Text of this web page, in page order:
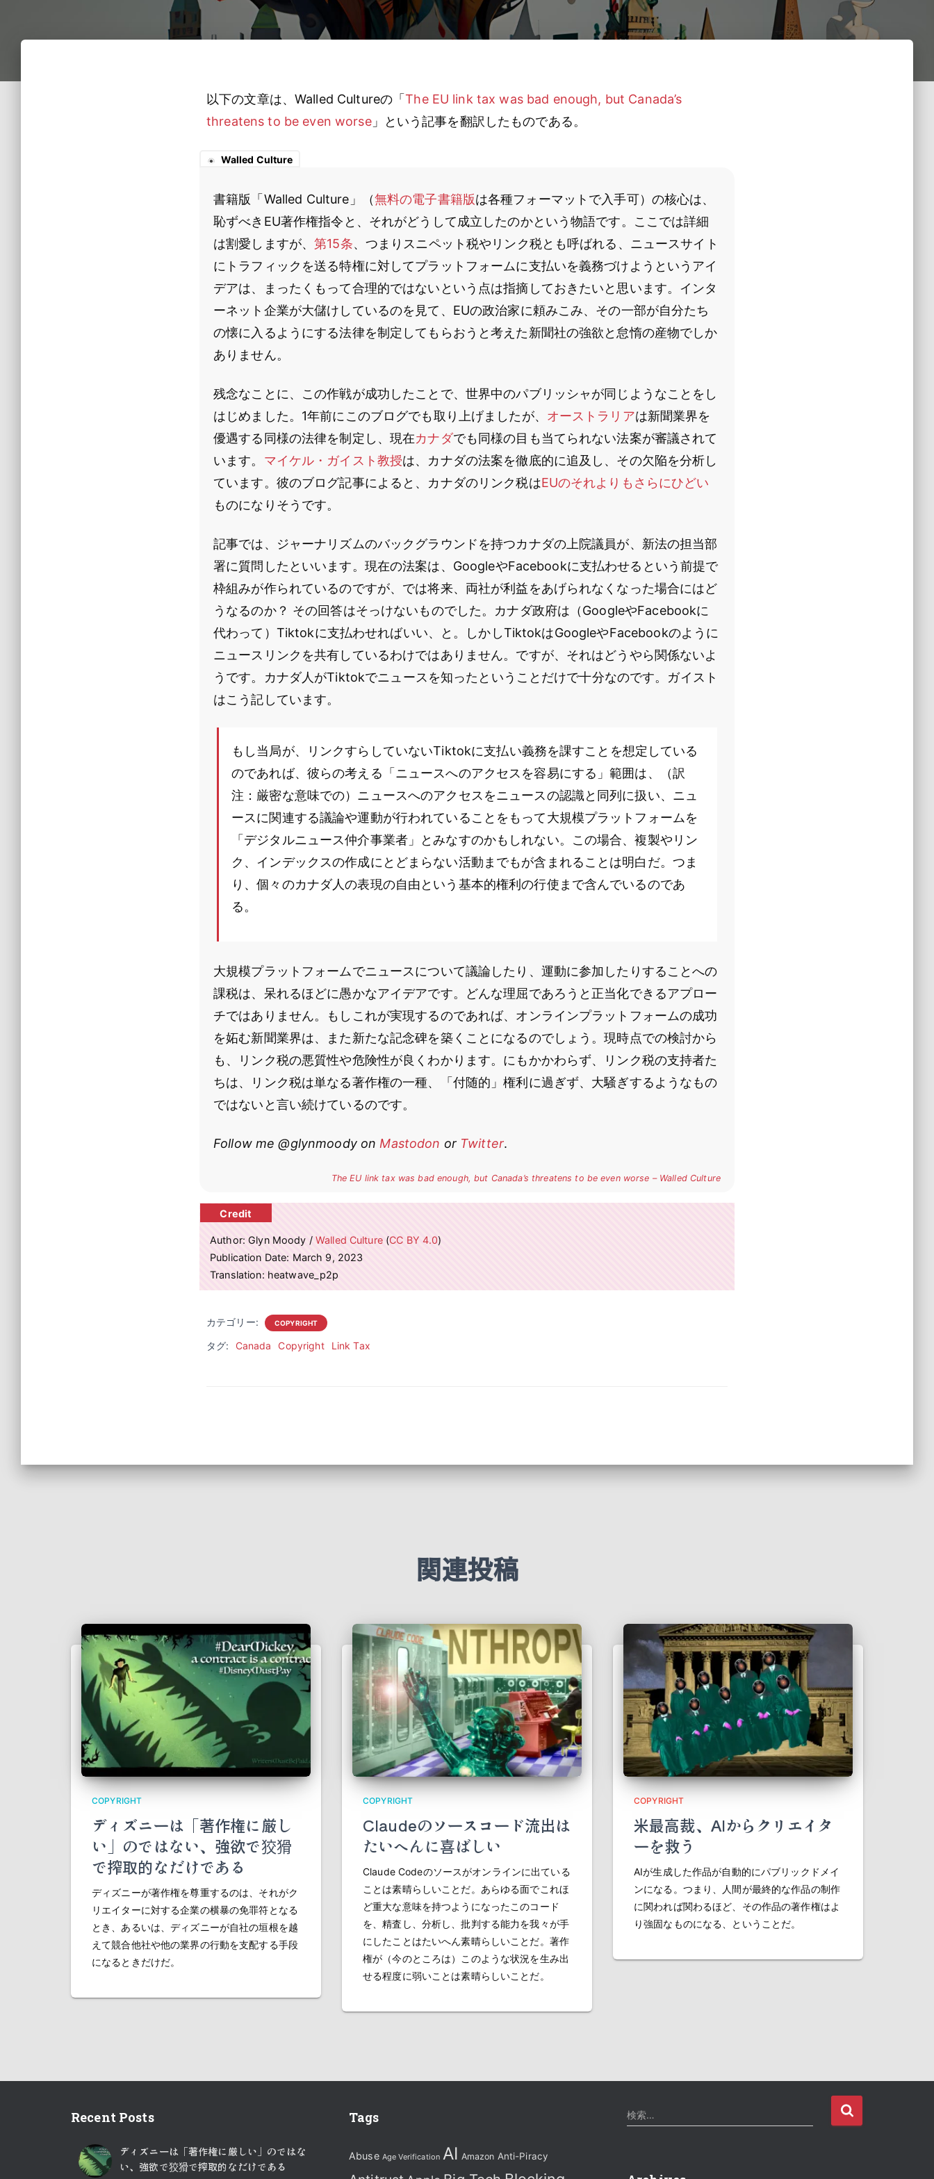
以下の文章は、Walled Cultureの「The EU link tax was bad enough, but Canada’s
threatens to be even worse」という記事を翻訳したものである。
Walled Culture
書籍版「Walled Culture」（無料の電子書籍版は各種フォーマットで入手可）の核心は、
恥ずべきEU著作権指令と、それがどうして成立したのかという物語です。ここでは詳細
は割愛しますが、第15条、つまりスニペット税やリンク税とも呼ばれる、ニュースサイト
にトラフィックを送る特権に対してプラットフォームに支払いを義務づけようというアイ
デアは、まったくもって合理的ではないという点は指摘しておきたいと思います。インタ
ーネット企業が大儲けしているのを見て、EUの政治家に頼みこみ、その一部が自分たち
の懐に入るようにする法律を制定してもらおうと考えた新聞社の強欲と怠惰の産物でしか
ありません。
残念なことに、この作戦が成功したことで、世界中のパブリッシャが同じようなことをし
はじめました。1年前にこのブログでも取り上げましたが、 オーストラリアは新聞業界を
優遇する同様の法律を制定し、現在カナダでも同様の目も当てられない法案が審議されて
います。 マイケル・ガイスト教授は、カナダの法案を徹底的に追及し、その欠陥を分析し
ています。彼のブログ記事によると、カナダのリンク税はEUのそれよりもさらにひどい
ものになりそうです。
記事では、ジャーナリズムのバックグラウンドを持つカナダの上院議員が、新法の担当部
署に質問したといいます。現在の法案は、GoogleやFacebookに支払わせるという前提で
枠組みが作られているのですが、では将来、両社が利益をあげられなくなった場合にはど
うなるのか？ その回答はそっけないものでした。カナダ政府は（GoogleやFacebookに
代わって）Tiktokに支払わせればいい、と。しかしTiktokはGoogleやFacebookのように
ニュースリンクを共有しているわけではありません。ですが、それはどうやら関係ないよ
うです。カナダ人がTiktokでニュースを知ったということだけで十分なのです。ガイスト
はこう記しています。
もし当局が、リンクすらしていないTiktokに支払い義務を課すことを想定している
のであれば、彼らの考える「ニュースへのアクセスを容易にする」範囲は、（訳
注：厳密な意味での）ニュースへのアクセスをニュースの認識と同列に扱い、ニュ
ースに関連する議論や運動が行われていることをもって大規模プラットフォームを
「デジタルニュース仲介事業者」とみなすのかもしれない。この場合、複製やリン
ク、インデックスの作成にとどまらない活動までもが含まれることは明白だ。つま
り、個々のカナダ人の表現の自由という基本的権利の行使まで含んでいるのであ
る。
大規模プラットフォームでニュースについて議論したり、運動に参加したりすることへの
課税は、呆れるほどに愚かなアイデアです。どんな理屈であろうと正当化できるアプロー
チではありません。もしこれが実現するのであれば、オンラインプラットフォームの成功
を妬む新聞業界は、また新たな記念碑を築くことになるのでしょう。現時点での検討から
も、リンク税の悪質性や危険性が良くわかります。にもかかわらず、リンク税の支持者た
ちは、リンク税は単なる著作権の一種、「付随的」権利に過ぎず、大騒ぎするようなもの
ではないと言い続けているのです。
Follow me @glynmoody on Mastodon or Twitter.
The EU link tax was bad enough, but Canada’s threatens to be even worse – Walled Culture
Author: Glyn Moody / Walled Culture(CC BY 4.0)
Publication Date: March 9, 2023
Translation: heatwave_p2p
カテゴリー: COPYRIGHT
タグ: Canada Copyright Link Tax
関連投稿
COPYRIGHT
ディズニーは「著作権に厳し
い」のではない、強欲で狡猾
で搾取的なだけである
ディズニーが著作権を尊重するのは、それがク
リエイターに対する企業の横暴の免罪符となる
とき、あるいは、ディズニーが自社の垣根を越
えて競合他社や他の業界の行動を支配する手段
になるときだけだ。
COPYRIGHT
Claudeのソースコード流出は
たいへんに喜ばしい
Claude Codeのソースがオンラインに出ている
ことは素晴らしいことだ。あらゆる面でこれほ
ど重大な意味を持つようになったこのコード
を、精査し、分析し、批判する能力を我々が手
にしたことはたいへん素晴らしいことだ。著作
権が（今のところは）このような状況を生み出
せる程度に弱いことは素晴らしいことだ。
COPYRIGHT
米最高裁、AIからクリエイタ
ーを救う
AIが生成した作品が自動的にパブリックドメイ
ンになる。つまり、人間が最終的な作品の制作
に関われば関わるほど、その作品の著作権はよ
り強固なものになる、ということだ。
Recent Posts
ディズニーは「著作権に厳しい」のではな
い、強欲で狡猾で搾取的なだけである
Tags
Abuse Age Verification AI Amazon Anti-Piracy
検
索
検索…